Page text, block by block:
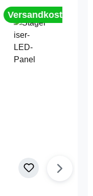
Versandkostenfrei